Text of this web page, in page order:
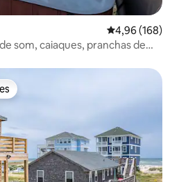
4,96 de uma
4,96 (168)
som, caiaques, pranchas de
dos hóspedes